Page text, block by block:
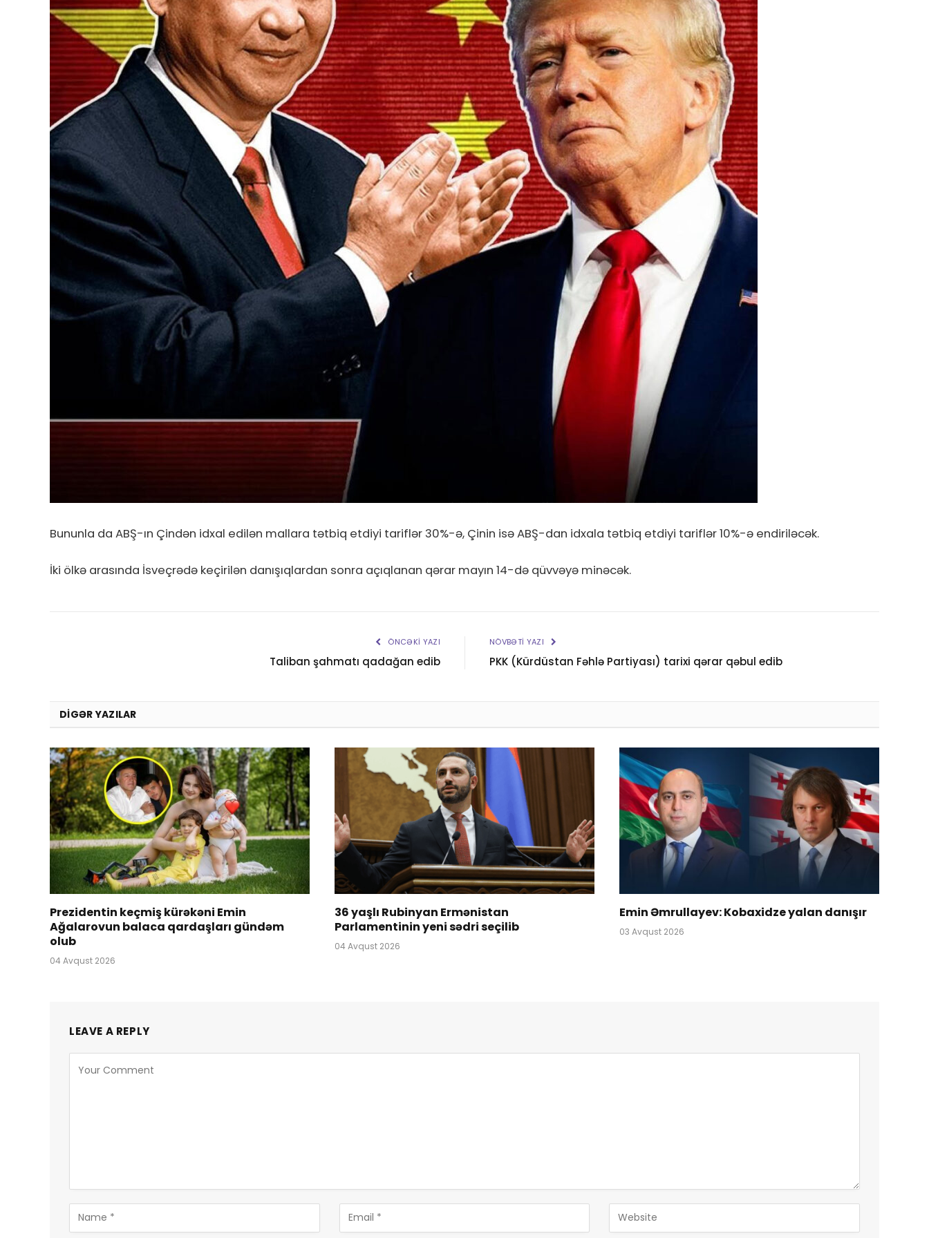
Bununla da ABŞ-ın Çindən idxal edilən mallara tətbiq etdiyi tariflər 30%-ə, Çinin isə ABŞ-dan idxala tətbiq etdiyi tariflər 10%-ə endiriləcək.
İki ölkə arasında İsveçrədə keçirilən danışıqlardan sonra açıqlanan qərar mayın 14-də qüvvəyə minəcək.
ÖNCƏKI YAZI
Taliban şahmatı qadağan edib
NÖVBƏTI YAZI
PKK (Kürdüstan Fəhlə Partiyası) tarixi qərar qəbul edib
DIGƏR YAZILAR
Prezidentin keçmiş kürəkəni Emin
Ağalarovun balaca qardaşları gündəm
olub
04 Avqust 2026
36 yaşlı Rubinyan Ermənistan
Parlamentinin yeni sədri seçilib
04 Avqust 2026
Emin Əmrullayev: Kobaxidze yalan danışır
03 Avqust 2026
LEAVE A REPLY